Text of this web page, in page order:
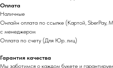
Оплата
Наличные
Онлайн оплата по ссылке (Картой, SberPay,
с менеджером
Оплата по счету (Для Юр. лиц)
Гарантия качества
Мы заботимся о каждом букете и